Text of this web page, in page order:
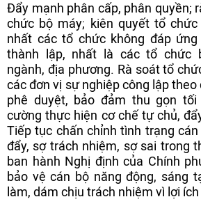
Đẩy mạnh phân cấp, phân quyền;
chức bộ máy; kiên quyết tổ
nhất các tổ chức không đáp
thành lập, nhất là các tổ chức
ngành, địa phương. Rà soát tổ
các đơn vị sự nghiệp công lập
phê duyệt, bảo đảm thu gọn
cường thực hiện cơ chế tự chủ,
Tiếp tục chấn chỉnh tình trạng
đẩy, sợ trách nhiệm, sợ sai trong
ban hành Nghị định của Chính
bảo vệ cán bộ năng động, sáng
làm, dám chịu trách nhiệm vì lợi